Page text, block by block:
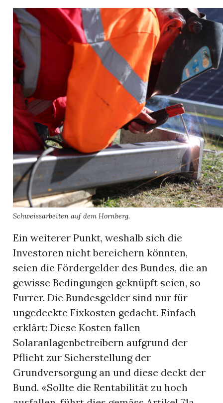
Schweissarbeiten auf dem Hornberg.
Ein weiterer Punkt, weshalb sich die
Investoren nicht bereichern könnten,
seien die Fördergelder des Bundes, die an
gewisse Bedingungen geknüpft seien, so
Furrer. Die Bundesgelder sind nur für
ungedeckte Fixkosten gedacht. Einfach
erklärt: Diese Kosten fallen
Solaranlagenbetreibern aufgrund der
Pflicht zur Sicherstellung der
Grundversorgung an und diese deckt der
Bund. «Sollte die Rentabilität zu hoch